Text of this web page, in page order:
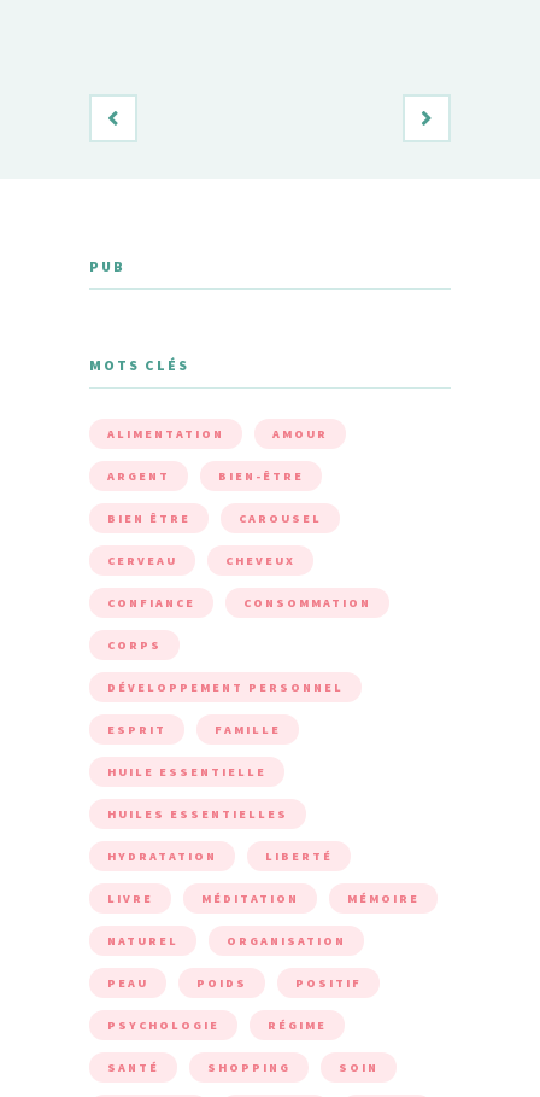
PUB
MOTS CLÉS
ALIMENTATION AMOUR
ARGENT BIEN-ÊTRE
BIEN ÊTRE CAROUSEL
CERVEAU CHEVEUX
CONFIANCE CONSOMMATION
CORPS
DÉVELOPPEMENT PERSONNEL
ESPRIT FAMILLE
HUILE ESSENTIELLE
HUILES ESSENTIELLES
HYDRATATION LIBERTÉ
LIVRE MÉDITATION MÉMOIRE
NATUREL ORGANISATION
PEAU POIDS POSITIF
PSYCHOLOGIE RÉGIME
SANTÉ SHOPPING SOIN